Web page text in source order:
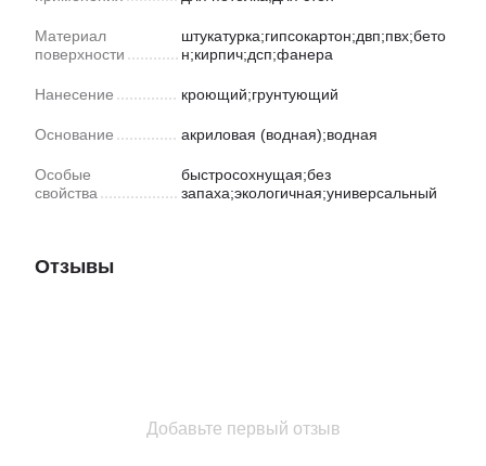
Материал
поверхности
штукатурка;гипсокартон;двп;пвх;бето
н;кирпич;дсп;фанера
Нанесение кроющий;грунтующий
Основание акриловая (водная);водная
Особые
свойства
быстросохнущая;без
запаха;экологичная;универсальный
Отзывы
Добавьте первый отзыв